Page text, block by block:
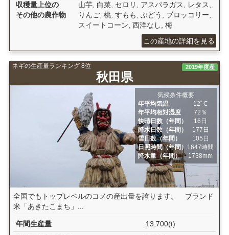
収穫量上位の
その他の農作物
山芋, 白菜, セロリ, アスパラガス, レタス,
りんご, 桃, すもも, ぶどう, ブロッコリー,
スイートコーン, 西洋なし, 梅
この産地の詳細を見る
ネギの生産量ランキング 8位
秋田県
2019年度産
気候条件概要
年平均気温
12ﾟC
年平均相対湿度
72％
快晴日数（年間）
16日
降水日数（年間）
177日
雪日数（年間）
105日
日照時間（年間） 1647時間
降水量（年間）
1738mm
全国でもトップレベルのコメの産出量を誇ります。 ブランド
米「あきたこまち」...
年間生産量
13,700(t)